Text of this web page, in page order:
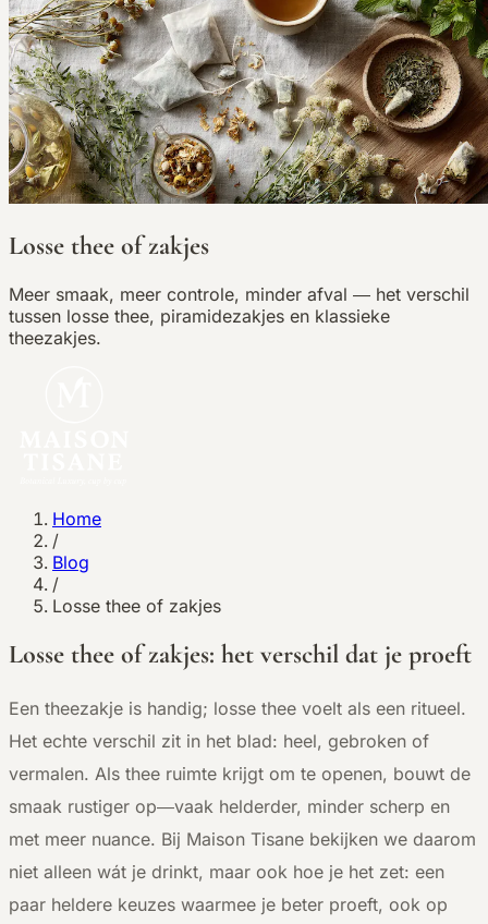
Losse thee of zakjes
Meer smaak, meer controle, minder afval — het verschil
tussen losse thee, piramidezakjes en klassieke
theezakjes.
Home
/
Blog
/
Losse thee of zakjes
Losse thee of zakjes: het verschil dat je proeft
Een theezakje is handig; losse thee voelt als een ritueel.
Het echte verschil zit in het blad: heel, gebroken of
vermalen. Als thee ruimte krijgt om te openen, bouwt de
smaak rustiger op—vaak helderder, minder scherp en
met meer nuance. Bij Maison Tisane bekijken we daarom
niet alleen wát je drinkt, maar ook hoe je het zet: een
paar heldere keuzes waarmee je beter proeft, ook op